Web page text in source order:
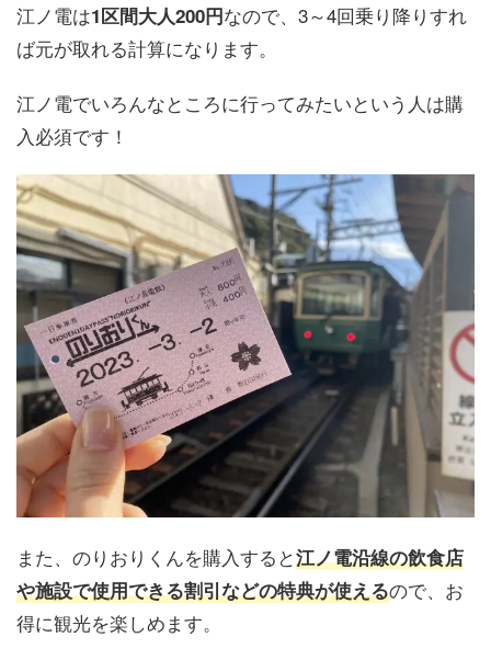
江ノ電は1区間大人200円なので、3～4回乗り降りすれ
ば元が取れる計算になります。
江ノ電でいろんなところに行ってみたいという人は購
入必須です！
また、のりおりくんを購入すると江ノ電沿線の飲食店
や施設で使用できる割引などの特典が使えるので、お
得に観光を楽しめます。